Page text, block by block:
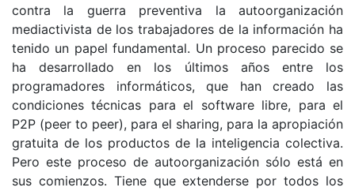
contra la guerra preventiva la autoorganización
mediactivista de los trabajadores de la información ha
tenido un papel fundamental. Un proceso parecido se
ha desarrollado en los últimos años entre los
programadores informáticos, que han creado las
condiciones técnicas para el software libre, para el
P2P (peer to peer), para el sharing, para la apropiación
gratuita de los productos de la inteligencia colectiva.
Pero este proceso de autoorganización sólo está en
sus comienzos. Tiene que extenderse por todos los